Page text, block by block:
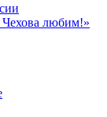
Чехова любим!»